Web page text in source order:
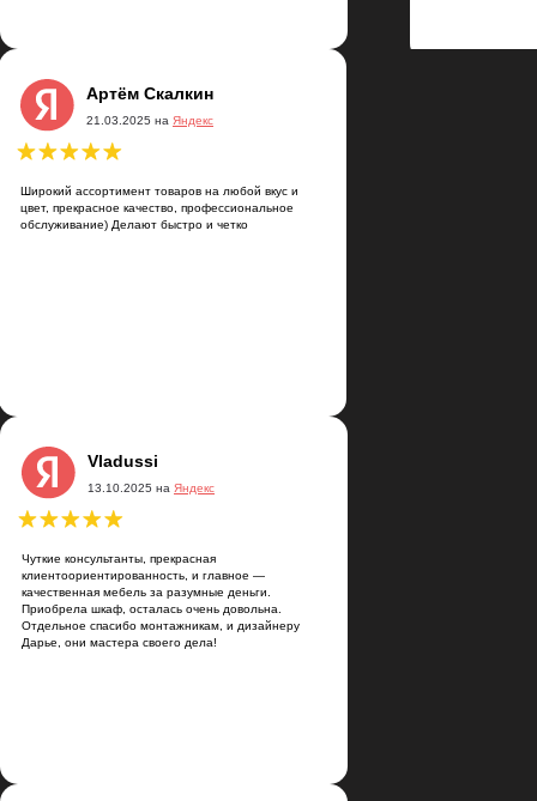
Артём Скалкин
Широкий ассортимент товаров на любой вкус и
цвет, прекрасное качество, профессиональное
обслуживание) Делают быстро и четко
21.03.2025 на Яндекс
Vladussi
Чуткие консультанты, прекрасная
клиентоориентированность, и главное —
качественная мебель за разумные деньги.
Приобрела шкаф, осталась очень довольна.
Отдельное спасибо монтажникам, и дизайнеру
Дарье, они мастера своего дела!
13.10.2025 на Яндекс